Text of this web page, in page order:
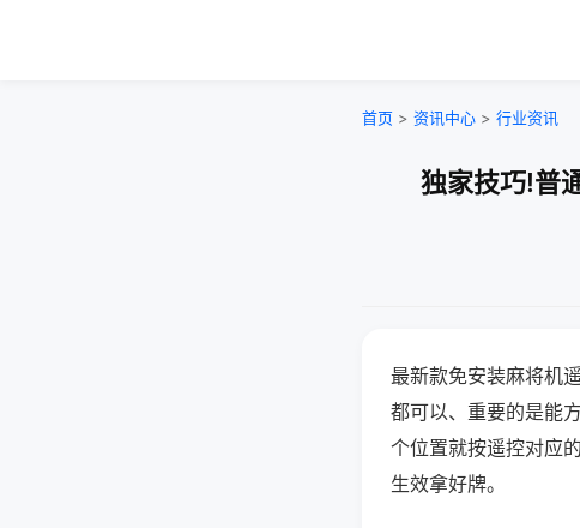
首页 > 资讯中心 > 行业资讯
独家技巧!普
最新款免安装麻将机
都可以、重要的是能
个位置就按遥控对应
生效拿好牌。